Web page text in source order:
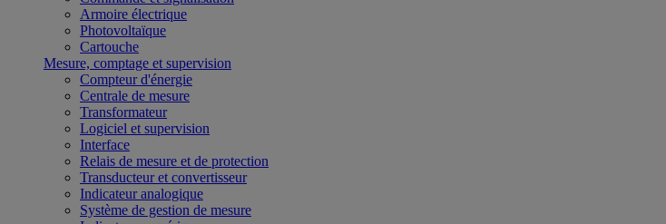
Armoire électrique
Photovoltaïque
Cartouche
Mesure, comptage et supervision
Compteur d'énergie
Centrale de mesure
Transformateur
Logiciel et supervision
Interface
Relais de mesure et de protection
Transducteur et convertisseur
Indicateur analogique
Système de gestion de mesure